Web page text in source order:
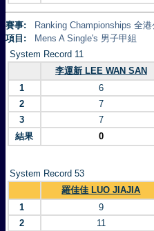
賽事:
Ranking Championships 全
項目:
Mens A Single's 男子甲組
System Record 11
李運新 LEE WAN SAN
1
6
2
7
3
7
結果
0
System Record 53
羅佳佳 LUO JIAJIA
1
9
2
11